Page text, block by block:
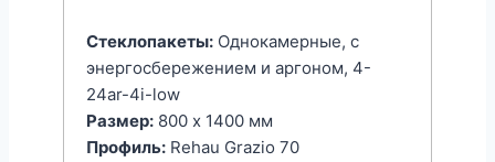
Стеклопакеты: Однокамерные, с
энергоcбережением и аргоном, 4-
24ar-4i-low
Размер: 800 x 1400 мм
Профиль: Rehau Grazio 70